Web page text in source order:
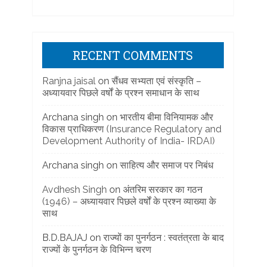
RECENT COMMENTS
Ranjna jaisalon सैंधव सभ्यता एवं संस्कृति –
अध्यायवार पिछले वर्षों के प्रश्न समाधान के साथ
Archana singh on भारतीय बीमा विनियामक और
विकास प्राधिकरण (Insurance Regulatory and
Development Authority of India- IRDAI)
Archana singh on साहित्य और समाज पर निबंध
Avdhesh Singh on अंतरिम सरकार का गठन
(1946) – अध्यायवार पिछले वर्षों के प्रश्न व्याख्या के
साथ
B.D.BAJAJ on राज्यों का पुनर्गठन : स्वतंत्रता के बाद
राज्यों के पुनर्गठन के विभिन्न चरण